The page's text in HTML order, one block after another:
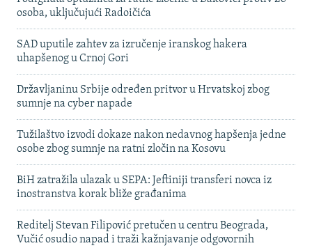
osoba, uključujući Radoičića
SAD uputile zahtev za izručenje iranskog hakera
uhapšenog u Crnoj Gori
Državljaninu Srbije određen pritvor u Hrvatskoj zbog
sumnje na cyber napade
Tužilaštvo izvodi dokaze nakon nedavnog hapšenja jedne
osobe zbog sumnje na ratni zločin na Kosovu
BiH zatražila ulazak u SEPA: Jeftiniji transferi novca iz
inostranstva korak bliže građanima
Reditelj Stevan Filipović pretučen u centru Beograda,
Vučić osudio napad i traži kažnjavanje odgovornih